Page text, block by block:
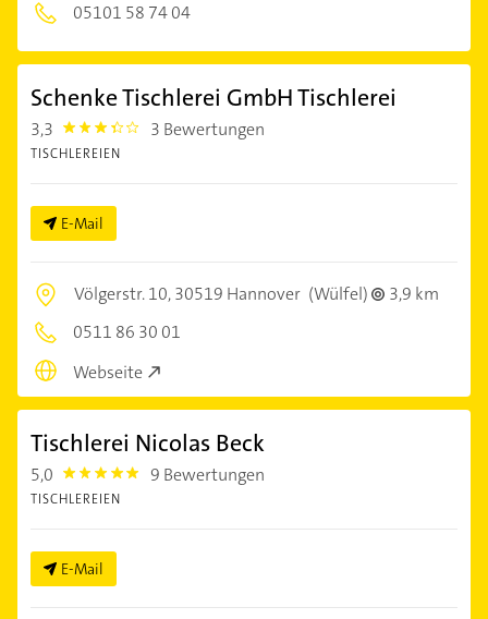
05101 58 74 04
Schenke Tischlerei GmbH Tischlerei
3,3 3.3 3 Bewertungen
TISCHLEREIEN
E-Mail
Völgerstr. 10,30519 Hannover (Wülfel)
3,9 km
0511 86 30 01
Webseite
Tischlerei Nicolas Beck
5,0 5.0 9 Bewertungen
TISCHLEREIEN
E-Mail